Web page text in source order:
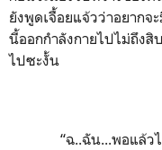
ยังพูดเจื้อยแจ้วว่าอยาก
นี้ออกกำลังกายไปไม่ถึง
ไปซะงั้น
“ฉ..ฉัน...พอแล้ว